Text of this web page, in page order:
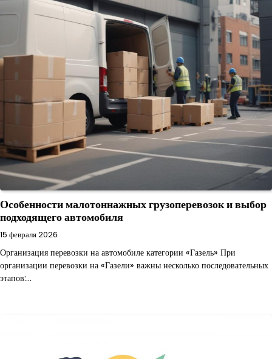
Особенности малотоннажных грузоперевозок и выбор
подходящего автомобиля
15 февраля 2026
Организация перевозки на автомобиле категории «Газель» При
организации перевозки на «Газели» важны несколько последовательных
этапов:…